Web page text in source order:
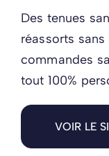
Des tenues
réassorts
commandes
tout 100%
VOIR LE